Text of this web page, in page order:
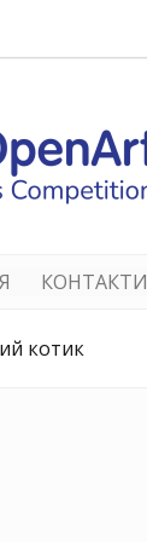
КОНТАКТИ
котик